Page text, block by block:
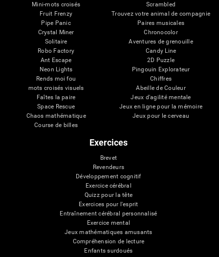
Mini-mots croisés
Fruit Frenzy
Pipe Panic
Crystal Miner
Solitaire
Robo Factory
Ant Escape
Neon Lights
Rends moi fou
mots croisés visuels
Faîtes la paire
Space Rescue
Chaos mathématique
Course de billes
Scrambled
Trouvez votre animal de compagnie
Paires musicales
Chronocolor
Aventures de grenouille
Candy Line
2D Puzzle
Pingouin Explorateur
Chiffres
Abeille de Couleur
Jeux d'agilité mentale
Jeux en ligne pour la mémoire
Jeux pour le cerveau
Exercices
Brevet
Revendeurs
Développement cognitif
Exercice cérébral
Quizz pour la tête
Exercices pour l'esprit
Entraînement cérébral personnalisé
Exercice mental
Jeux mathématiques amusants
Compréhension de lecture
Enfants surdoués